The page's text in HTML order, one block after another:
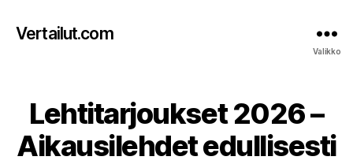
Vertailut.com
Valikko
Lehtitarjoukset 2026 –
Aikausilehdet edullisesti